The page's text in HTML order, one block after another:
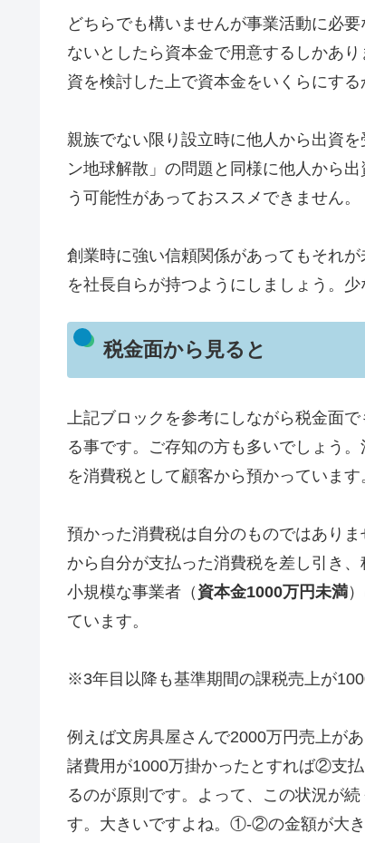
どちらでも構いませんが事業活動に必
ないとしたら資本金で用意するしかあ
資を検討した上で資本金をいくらにする
親族でない限り設立時に他人から出資
ン地球解散」の問題と同様に他人から
う可能性があっておススメできません。
創業時に強い信頼関係があってもそれ
を社長自らが持つようにしましょう。
税金面から見ると
上記ブロックを参考にしながら税金面
る事です。ご存知の方も多いでしょう
を消費税として顧客から預かっています
預かった消費税は自分のものではあり
から自分が支払った消費税を差し引き
小規模な事業者（ 資本金1000万円未満
ています。
※3年目以降も基準期間の課税売上が
例えば文房具屋さんで2000万円売上が
諸費用が1000万掛かったとすれば②支
るのが原則です。よって、この状況が
す。大きいですよね。①-②の金額が大き